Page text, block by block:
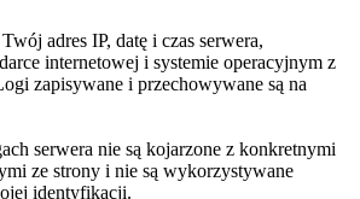
adres IP, datę i czas serwera,
internetowej i systemie operacyjnym z
zapisywane i przechowywane są na
serwera nie są kojarzone z konkretnymi
ze strony i nie są wykorzystywane
identyfikacji.